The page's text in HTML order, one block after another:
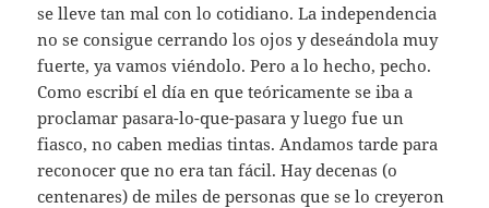
se lleve tan mal con lo cotidiano. La independencia
no se consigue cerrando los ojos y deseándola muy
fuerte, ya vamos viéndolo. Pero a lo hecho, pecho.
Como escribí el día en que teóricamente se iba a
proclamar pasara-lo-que-pasara y luego fue un
fiasco, no caben medias tintas. Andamos tarde para
reconocer que no era tan fácil. Hay decenas (o
centenares) de miles de personas que se lo creyeron